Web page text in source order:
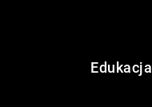
Edukacja